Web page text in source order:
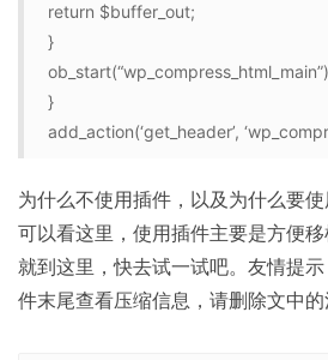
return $buffer_out;
}
}
add_action(‘get_header’,
为什么不使用插件，以及为什么要
可以看这里，使用插件主要是方便
就到这里，快去试一试吧。友情提
件末尾查看压缩信息，请删除文中的